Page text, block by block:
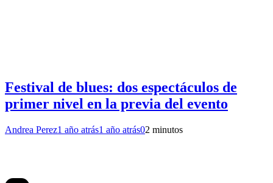
Festival de blues: dos espectáculos de
primer nivel en la previa del evento
Andrea Perez1 año atrás1 año atrás02 minutos